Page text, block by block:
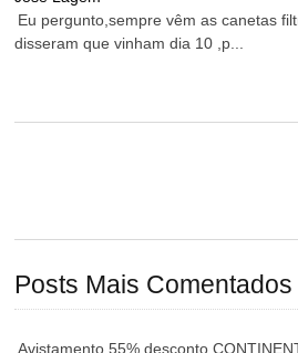
Eu pergunto,sempre vêm as canetas
disseram que vinham dia 10 ,p...
Posts Mais Comentados
Avistamento 55% desconto